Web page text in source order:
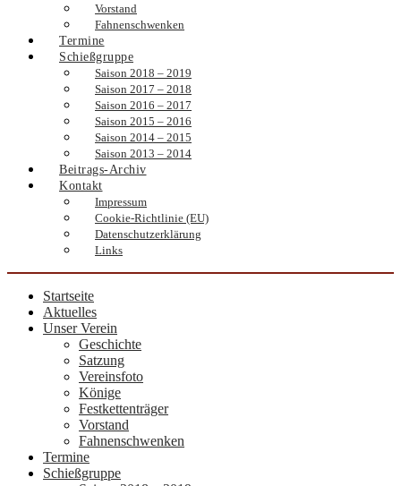
Vorstand
Fahnenschwenken
Termine
Schießgruppe
Saison 2018 – 2019
Saison 2017 – 2018
Saison 2016 – 2017
Saison 2015 – 2016
Saison 2014 – 2015
Saison 2013 – 2014
Beitrags-Archiv
Kontakt
Impressum
Cookie-Richtlinie (EU)
Datenschutzerklärung
Links
Startseite
Aktuelles
Unser Verein
Geschichte
Satzung
Vereinsfoto
Könige
Festkettenträger
Vorstand
Fahnenschwenken
Termine
Schießgruppe